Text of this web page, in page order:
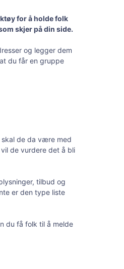
for å holde folk
skjer på din side.
og legger dem
du får en gruppe
skal de da være med
de vurdere det å bli
tilbud og
er den type liste
du få folk til å melde